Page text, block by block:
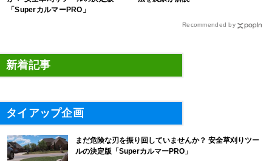
「SuperカルマーPRO」
Recommended by
新着記事
タイアップ企画
まだ危険な刃を振り回していませんか？ 安全草刈りツー
ルの決定版「SuperカルマーPRO」